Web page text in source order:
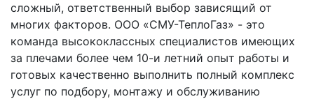
сложный, ответственный выбор зависящий от
многих факторов. ООО «СМУ-ТеплоГаз» - это
команда высококлассных специалистов имеющих
за плечами более чем 10-и летний опыт работы и
готовых качественно выполнить полный комплекс
услуг по подбору, монтажу и обслуживанию